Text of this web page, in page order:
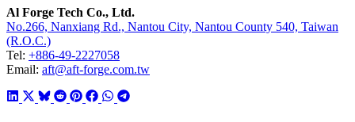
Al Forge Tech Co., Ltd.
No.266, Nanxiang Rd., Nantou City, Nantou County 540, Taiwan
(R.O.C.)
Tel: +886-49-2227058
Email: aft@aft-forge.com.tw